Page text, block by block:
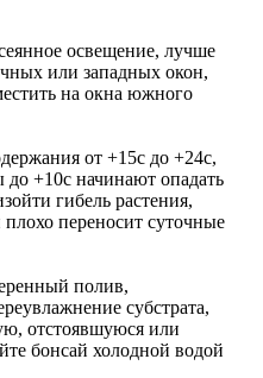
освещение, лучше
или западных окон,
на окна южного
от +15c до +24c,
+10c начинают опадать
гибель растения,
переносит суточные
полив,
субстрата,
отстоявшуюся или
бонсай холодной водой